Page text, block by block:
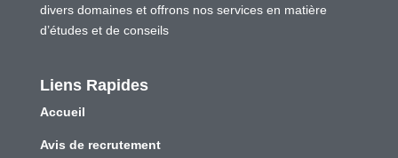
divers domaines et offrons nos services en matière
d’études et de conseils
Liens Rapides
Accueil
Avis de recrutement